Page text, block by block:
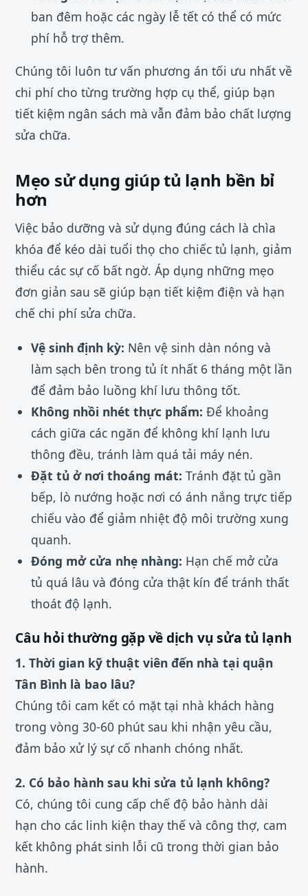
ban đêm hoặc các ngày lễ tết có thể có mức
phí hỗ trợ thêm.
Chúng tôi luôn tư vấn phương án tối ưu nhất về
chi phí cho từng trường hợp cụ thể, giúp bạn
tiết kiệm ngân sách mà vẫn đảm bảo chất lượng
sửa chữa.
Mẹo sử dụng giúp tủ lạnh bền bỉ
hơn
Việc bảo dưỡng và sử dụng đúng cách là chìa
khóa để kéo dài tuổi thọ cho chiếc tủ lạnh, giảm
thiểu các sự cố bất ngờ. Áp dụng những mẹo
đơn giản sau sẽ giúp bạn tiết kiệm điện và hạn
chế chi phí sửa chữa.
Vệ sinh định kỳ: Nên vệ sinh dàn nóng và
làm sạch bên trong tủ ít nhất 6 tháng một lần
để đảm bảo luồng khí lưu thông tốt.
Không nhồi nhét thực phẩm: Để khoảng
cách giữa các ngăn để không khí lạnh lưu
thông đều, tránh làm quá tải máy nén.
Đặt tủ ở nơi thoáng mát: Tránh đặt tủ gần
bếp, lò nướng hoặc nơi có ánh nắng trực tiếp
chiếu vào để giảm nhiệt độ môi trường xung
quanh.
Đóng mở cửa nhẹ nhàng: Hạn chế mở cửa
tủ quá lâu và đóng cửa thật kín để tránh thất
thoát độ lạnh.
Câu hỏi thường gặp về dịch vụ sửa tủ lạnh
1. Thời gian kỹ thuật viên đến nhà tại quận
Tân Bình là bao lâu?
Chúng tôi cam kết có mặt tại nhà khách hàng
trong vòng 30-60 phút sau khi nhận yêu cầu,
đảm bảo xử lý sự cố nhanh chóng nhất.
2. Có bảo hành sau khi sửa tủ lạnh không?
Có, chúng tôi cung cấp chế độ bảo hành dài
hạn cho các linh kiện thay thế và công thợ, cam
kết không phát sinh lỗi cũ trong thời gian bảo
hành.